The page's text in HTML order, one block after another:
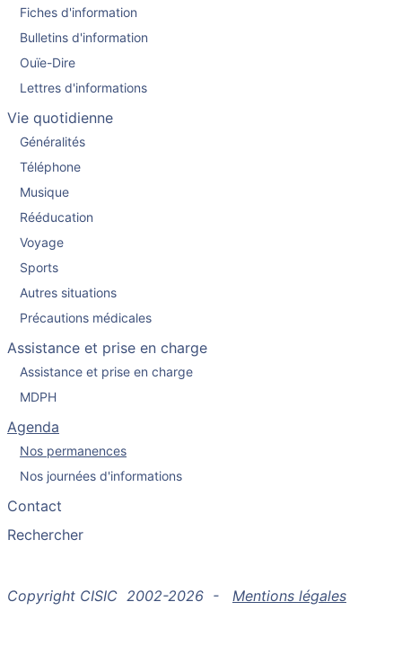
Fiches d'information
Bulletins d'information
Ouïe-Dire
Lettres d'informations
Vie quotidienne
Généralités
Téléphone
Musique
Rééducation
Voyage
Sports
Autres situations
Précautions médicales
Assistance et prise en charge
Assistance et prise en charge
MDPH
Agenda
Nos permanences
Nos journées d'informations
Contact
Rechercher
Copyright CISIC 2002-2026 - Mentions légales